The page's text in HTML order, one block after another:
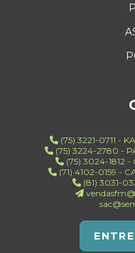
(75) 3221-0711 -
(75) 3224-2780 -
(75) 3024-1812 -
(71) 4102-0159 -
(81) 3031-